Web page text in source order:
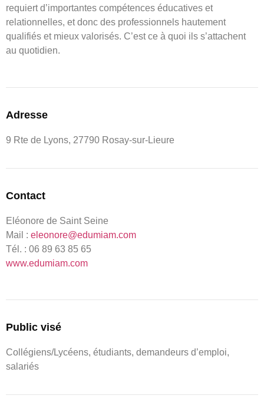
requiert d’importantes compétences éducatives et
relationnelles, et donc des professionnels hautement
qualifiés et mieux valorisés. C’est ce à quoi ils s’attachent
au quotidien.
Adresse
9 Rte de Lyons, 27790 Rosay-sur-Lieure
Contact
Eléonore de Saint Seine
Mail : eleonore@edumiam.com
Tél. : 06 89 63 85 65
www.edumiam.com
Public visé
Collégiens/Lycéens, étudiants, demandeurs d’emploi,
salariés